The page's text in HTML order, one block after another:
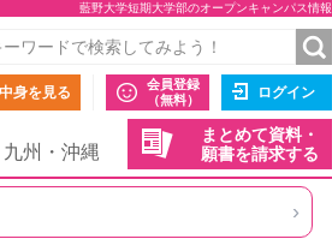
藍野大学短期大学部のオープンキャンパス情報
身を見る
会員登録
（無料）
ログイン
まとめて資料・
願書を請求する
九州・沖縄
›